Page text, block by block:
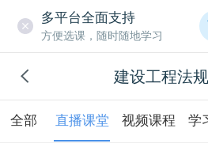
多平台全面支持
方便选课，随时随地学习
建设工程法
全部 直播课堂 视频课程 学